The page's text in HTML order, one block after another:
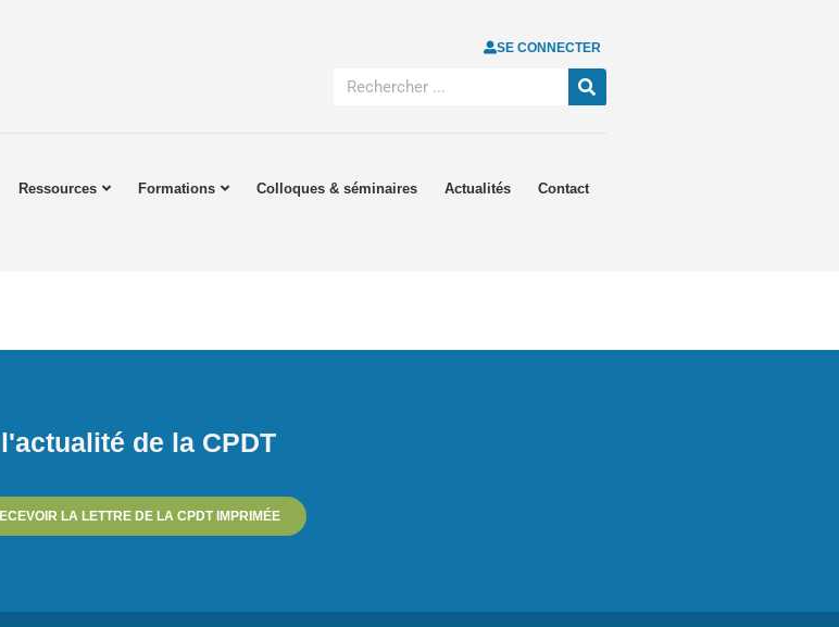
SE CONNECTER
Ressources Formations Colloques & séminaires Actualités Contact
de la CPDT
LA LETTRE DE LA CPDT IMPRIMÉE